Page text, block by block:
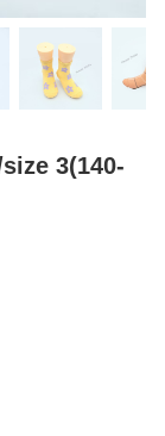
3(140-